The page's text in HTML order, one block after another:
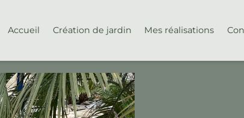
Accueil Création de jardin Mes réalisations